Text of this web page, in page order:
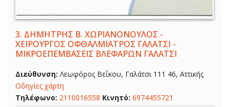
3. ΔΗΜΗΤΡΗΣ Β. ΧΩΡΙΑΝΟΝΟΥΛΟΣ -
ΧΕΙΡΟΥΡΓΟΣ ΟΦΘΑΛΜΙΑΤΡΟΣ ΓΑΛΑΤΣΙ -
ΜΙΚΡΟΕΠΕΜΒΑΣΕΙΣ ΒΛΕΦΑΡΩΝ ΓΑΛΑΤΣΙ
Διεύθυνση: Λεωφόρος Βεΐκου, Γαλάτσι 111 46, Αττικής
Οδηγίες χάρτη
Τηλέφωνο: 2110016558 Κινητό: 6974455721